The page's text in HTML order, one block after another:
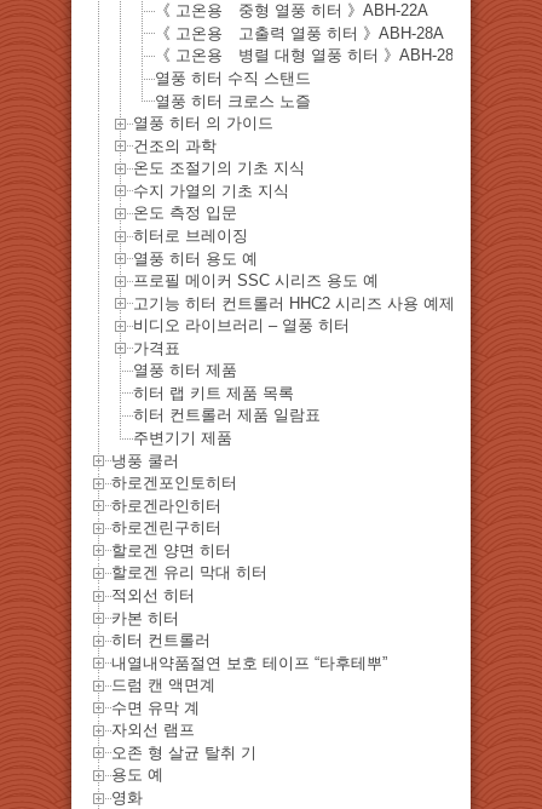
《 고온용 중형 열풍 히터 》ABH-22A
《 고온용 고출력 열풍 히터 》ABH-28A
《 고온용 병렬 대형 열풍 히터 》ABH-28AMX
열풍 히터 수직 스탠드
열풍 히터 크로스 노즐
열풍 히터 의 가이드
건조의 과학
온도 조절기의 기초 지식
수지 가열의 기초 지식
온도 측정 입문
히터로 브레이징
열풍 히터 용도 예
프로필 메이커 SSC 시리즈 용도 예
고기능 히터 컨트롤러 HHC2 시리즈 사용 예제
비디오 라이브러리 – 열풍 히터
가격표
열풍 히터 제품
히터 랩 키트 제품 목록
히터 컨트롤러 제품 일람표
주변기기 제품
냉풍 쿨러
하로겐포인토히터
하로겐라인히터
하로겐린구히터
할로겐 양면 히터
할로겐 유리 막대 히터
적외선 히터
카본 히터
히터 컨트롤러
내열내약품절연 보호 테이프 “타후테뿌”
드럼 캔 액면계
수면 유막 계
자외선 램프
오존 형 살균 탈취 기
용도 예
영화